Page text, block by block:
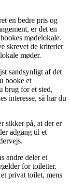
en bedre pris og
er det en
mødelokale.
skrevet de kriterier
møder.
sandsynligt af det
booke et
brug for et sted,
interesse, så har du
sikker på, at der er
adgang til et
andre deler et
for toiletter.
privat toilet, mens